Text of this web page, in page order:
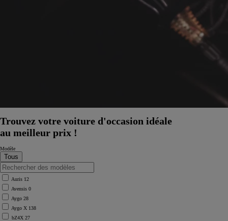
Trouvez votre voiture d'occasion idéale
au meilleur prix !
Modèle
Auris 12
Avensis 0
Aygo 28
Aygo X 138
bZ4X 27